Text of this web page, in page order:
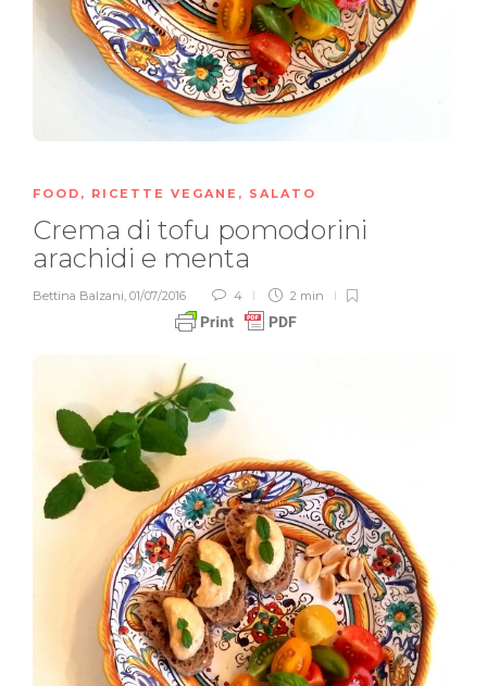
FOOD , RICETTE VEGANE , SALATO
Crema di tofu pomodorini
arachidi e menta
Bettina Balzani, 01/07/2016 4 2 min